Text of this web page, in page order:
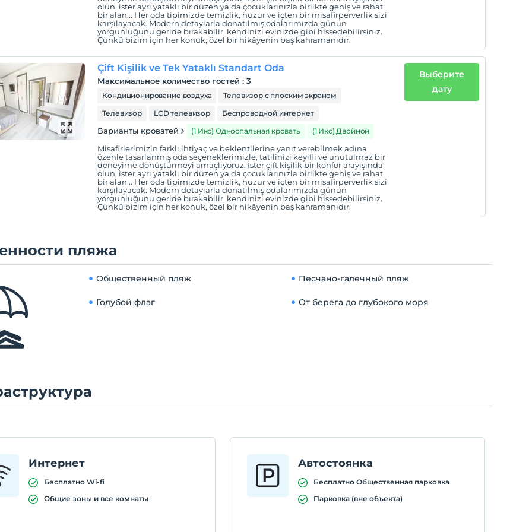
olun, ister ayrı yataklı bir düzen ya da çocuklarınızla birlikte geniş ve rahat
bir alan... Her oda tipimizde temizlik, huzur ve içten bir misafirperverlik sizi
karşılayacak. Modern detaylarla donatılmış odalarımızda günün
yorgunluğunu geride bırakabilir, kendinizi evinizde gibi hissedebilirsiniz.
Çünkü bizim için her konuk, özel bir hikâyenin baş kahramanıdır.
Çift Kişilik ve Tek Yataklı Standart Oda
Максимальное количество гостей :3
Кондиционирование воздуха
Телевизор с плоским экраном
Телевизор
LCD телевизор Беспроводной интернет
Варианты кроватей (1 Икс) Односпальная кровать (1 Икс) Двойной
Misafirlerimizin farklı ihtiyaç ve beklentilerine yanıt verebilmek adına
özenle tasarlanmış oda seçeneklerimizle, tatilinizi keyifli ve unutulmaz bir
deneyime dönüştürmeyi amaçlıyoruz. İster çift kişilik bir konfor arayışında
olun, ister ayrı yataklı bir düzen ya da çocuklarınızla birlikte geniş ve rahat
bir alan... Her oda tipimizde temizlik, huzur ve içten bir misafirperverlik sizi
karşılayacak. Modern detaylarla donatılmış odalarımızda günün
yorgunluğunu geride bırakabilir, kendinizi evinizde gibi hissedebilirsiniz.
Çünkü bizim için her konuk, özel bir hikâyenin baş kahramanıdır.
Выберите
дату
пляжа
Общественный пляж Песчано-галечный пляж
Голубой флаг От берега до глубокого моря
Интернет
Бесплатно Wi-fi
Общие зоны и все комнаты
Автостоянка
Бесплатно Общественная парковка
Парковка (вне объекта)